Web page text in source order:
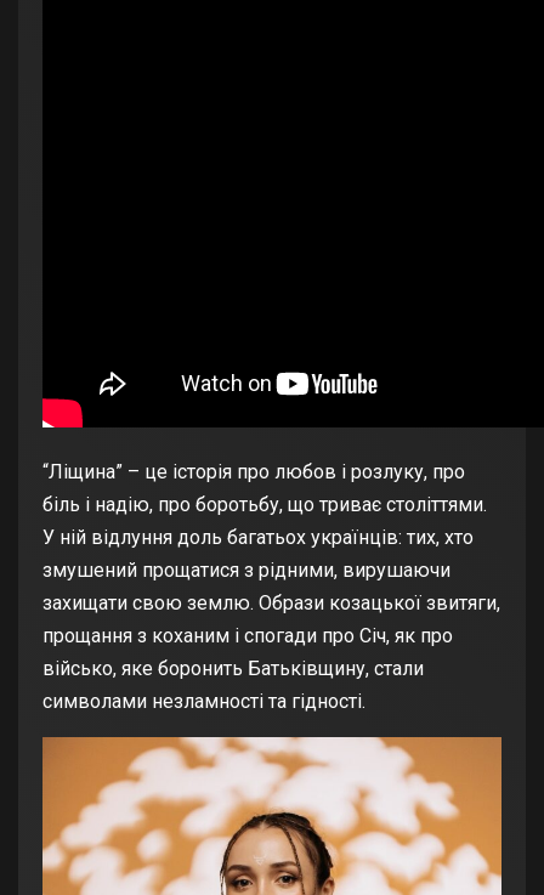
“Ліщина” – це історія про любов і розлуку, про
біль і надію, про боротьбу, що триває століттями.
У ній відлуння доль багатьох українців: тих, хто
змушений прощатися з рідними, вирушаючи
захищати свою землю. Образи козацької звитяги,
прощання з коханим і спогади про Січ, як про
військо, яке боронить Батьківщину, стали
символами незламності та гідності.